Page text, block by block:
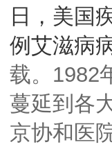
日，美国
例艾滋病
载。1982
蔓延到各
京协和医